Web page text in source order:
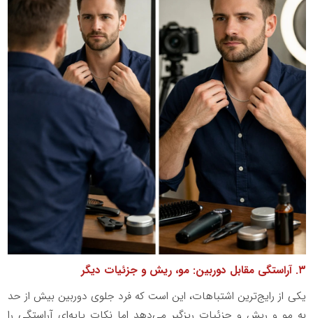
۳. آراستگی مقابل دوربین: مو، ریش و جزئیات دیگر
یکی از رایج‌ترین اشتباهات، این است که فرد جلوی دوربین بیش از حد